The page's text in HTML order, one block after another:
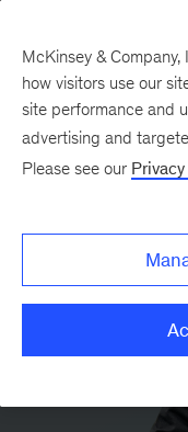
McKinsey &
how visitors use our
site performance and
advertising and
Please see our